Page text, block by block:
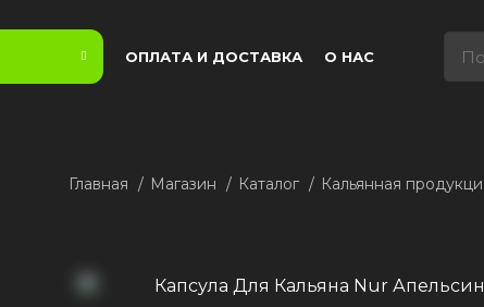
ОПЛАТА И ДОСТАВКА О НАС
Главная Магазин Каталог Кальянная
Капсула Для Кальяна Nur